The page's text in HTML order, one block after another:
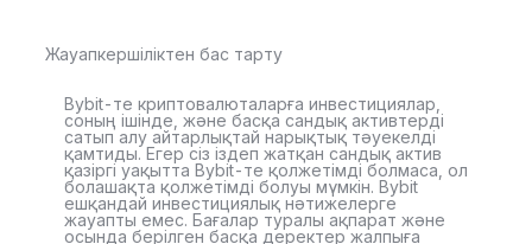
Жауапкершіліктен бас тарту
Bybit-те криптовалюталарға инвестициялар,
соның ішінде, және басқа сандық активтерді
сатып алу айтарлықтай нарықтық тәуекелді
қамтиды. Егер сіз іздеп жатқан сандық актив
қазіргі уақытта Bybit-те қолжетімді болмаса, ол
болашақта қолжетімді болуы мүмкін. Bybit
ешқандай инвестициялық нәтижелерге
жауапты емес. Бағалар туралы ақпарат және
осында берілген басқа деректер жалпыға